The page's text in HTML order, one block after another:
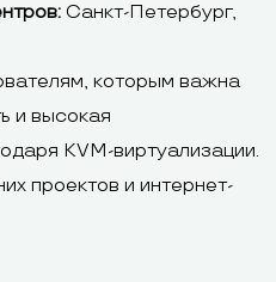
Санкт-Петербург,
которым важна
и высокая
KVM-виртуализации.
проектов и интернет-